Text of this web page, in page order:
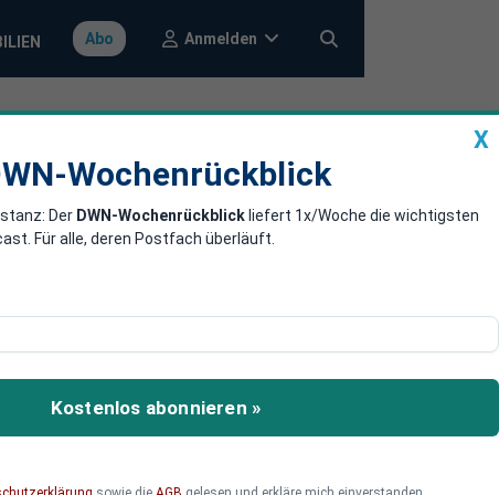
Abo Anmelden
Union und SPD haben
und Steuerreformen
vorerst im Dunkeln.
X
Wochenrückblick
Der DWN-Wochenrückblick liefert 1x/Woche die wichtigsten
Für alle, deren Postfach überläuft.
Kostenlos abonnieren »